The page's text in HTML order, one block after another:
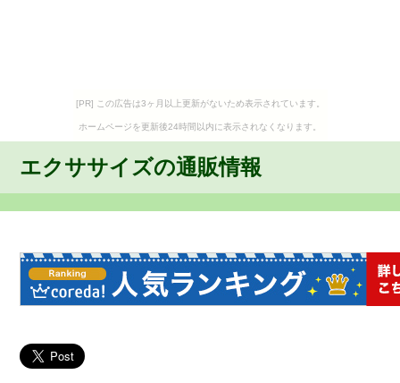
[PR] この広告は3ヶ月以上更新がないため表示されています。
ホームページを更新後24時間以内に表示されなくなります。
エクササイズの通販情報